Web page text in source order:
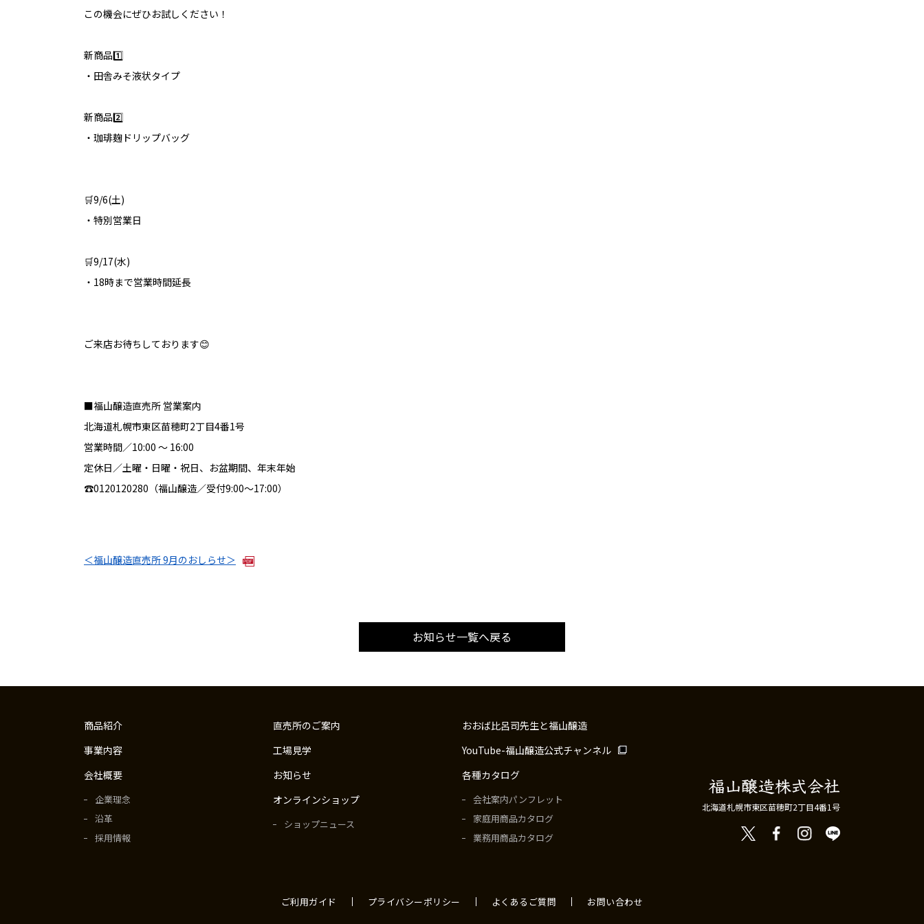
この機会にぜひお試しください！
新商品1️⃣
・田舎みそ液状タイプ
新商品2️⃣
・珈琲麹ドリップバッグ
🛒9/6(土)
・特別営業日
🛒9/17(水)
・18時まで営業時間延長
ご来店お待ちしております😊
■福山醸造直売所 営業案内
北海道札幌市東区苗穂町2丁目4番1号
営業時間／10:00 ～ 16:00
定休日／土曜・日曜・祝日、お盆期間、年末年始
☎0120120280（福山醸造／受付9:00～17:00）
＜福山醸造直売所 9月のおしらせ＞
お知らせ一覧へ戻る
商品紹介
事業内容
会社概要
企業理念
沿革
採用情報
直売所のご案内
工場見学
お知らせ
オンラインショップ
ショップニュース
おおば比呂司先生と福山醸造
YouTube-福山醸造公式チャンネル
各種カタログ
会社案内パンフレット
家庭用商品カタログ
業務用商品カタログ
北海道札幌市東区苗穂町2丁目4番1号
ご利用ガイド プライバシーポリシー よくあるご質問 お問い合わせ